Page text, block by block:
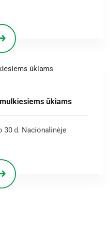
ūkiams
30 d. Nacionalinėje